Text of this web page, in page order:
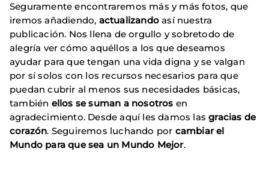
Seguramente encontraremos más y más fotos, que
iremos añadiendo, actualizando así nuestra
publicación. Nos llena de orgullo y sobretodo de
alegría ver cómo aquéllos a los que deseamos
ayudar para que tengan una vida digna y se valgan
por sí solos con los recursos necesarios para que
puedan cubrir al menos sus necesidades básicas,
también ellos se suman a nosotros en
agradecimiento. Desde aquí les damos lasgracias de
corazón. Seguiremos luchando por cambiar el
Mundo para que sea un Mundo Mejor.